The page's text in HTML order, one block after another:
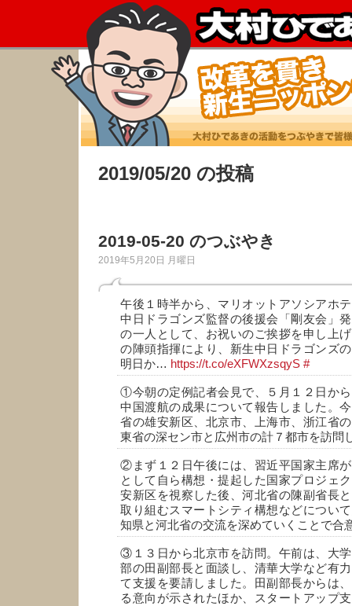
2019/05/20 の投稿
2019-05-20 のつぶやき
2019年5月20日 月曜日
午後１時半から、マリオットアソシアホ
中日ドラゴンズ監督の後援会「剛友会」
の一人として、お祝いのご挨拶を申し上
の陣頭指揮により、新生中日ドラゴンズ
明日か… https://t.co/eXFWXzsqyS #
①今朝の定例記者会見で、５月１２日か
中国渡航の成果について報告しました。
省の雄安新区、北京市、上海市、浙江省
東省の深セン市と広州市の計７都市を訪問
②まず１２日午後には、習近平国家主席
として自ら構想・提起した国家プロジェ
安新区を視察した後、河北省の陳副省長
取り組むスマートシティ構想などについ
知県と河北省の交流を深めていくことで合
③１３日から北京市を訪問。午前は、大
部の田副部長と面談し、清華大学など有
て支援を要請しました。田副部長からは
る意向が示されたほか、スタートアップ